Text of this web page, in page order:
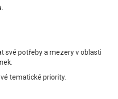
své potřeby a mezery v oblasti
tematické priority.